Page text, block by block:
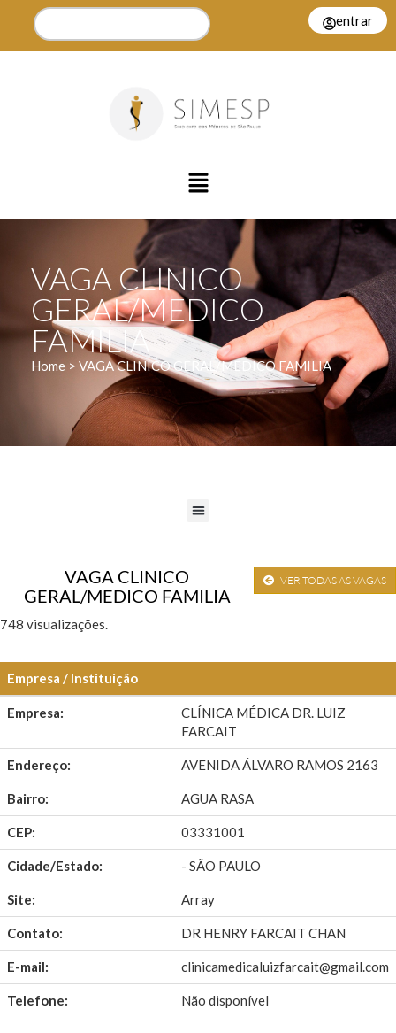
entrar
VAGA CLINICO
GERAL/MEDICO
FAMILIA
Home > VAGA CLINICO GERAL/MEDICO FAMILIA
VER TODAS AS VAGAS
VAGA CLINICO
GERAL/MEDICO FAMILIA
748 visualizações.
Empresa / Instituição
Empresa:
CLÍNICA MÉDICA DR. LUIZ
FARCAIT
Endereço: AVENIDA ÁLVARO RAMOS 2163
Bairro: AGUA RASA
CEP: 03331001
Cidade/Estado: - SÃO PAULO
Site: Array
Contato: DR HENRY FARCAIT CHAN
E-mail: clinicamedicaluizfarcait@gmail.com
Telefone: Não disponível